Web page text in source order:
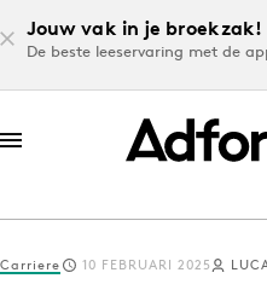
Jouw vak in je broekzak!
De beste leeservaring met de
Log in
Carriere 10 FEBRUARI 2025